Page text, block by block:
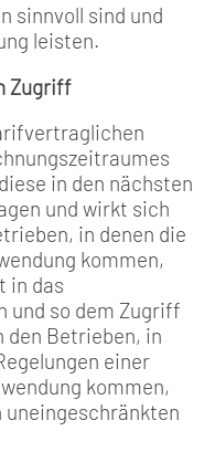
sinnvoll sind und
leisten.
Zugriff
in den nächsten
und wirkt sich
in denen die
kommen,
in das
und so dem Zugriff
den Betrieben, in
einer
kommen,